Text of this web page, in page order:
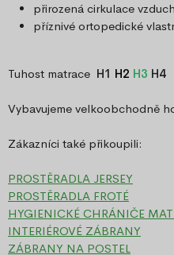
přirozená cirkulace
příznivé ortopedické
Tuhost matrace H1 H2 H3 H4
Vybavujeme velkoobchodně
Zákazníci také přikoupili:
PROSTĚRADLA JERSEY
PROSTĚRADLA FROTÉ
HYGIENICKÉ CHRÁNIČE
INTERIÉROVÉ ZÁBRANY
ZÁBRANY NA POSTEL